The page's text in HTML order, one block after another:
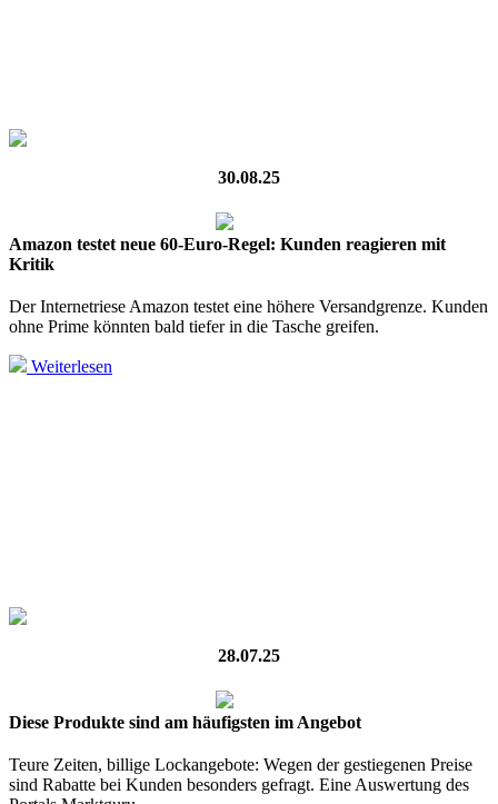
30.08.25
Amazon testet neue 60-Euro-Regel: Kunden reagieren mit
Kritik
Der Internetriese Amazon testet eine höhere Versandgrenze. Kunden
ohne Prime könnten bald tiefer in die Tasche greifen.
Weiterlesen
28.07.25
Diese Produkte sind am häufigsten im Angebot
Teure Zeiten, billige Lockangebote: Wegen der gestiegenen Preise
sind Rabatte bei Kunden besonders gefragt. Eine Auswertung des